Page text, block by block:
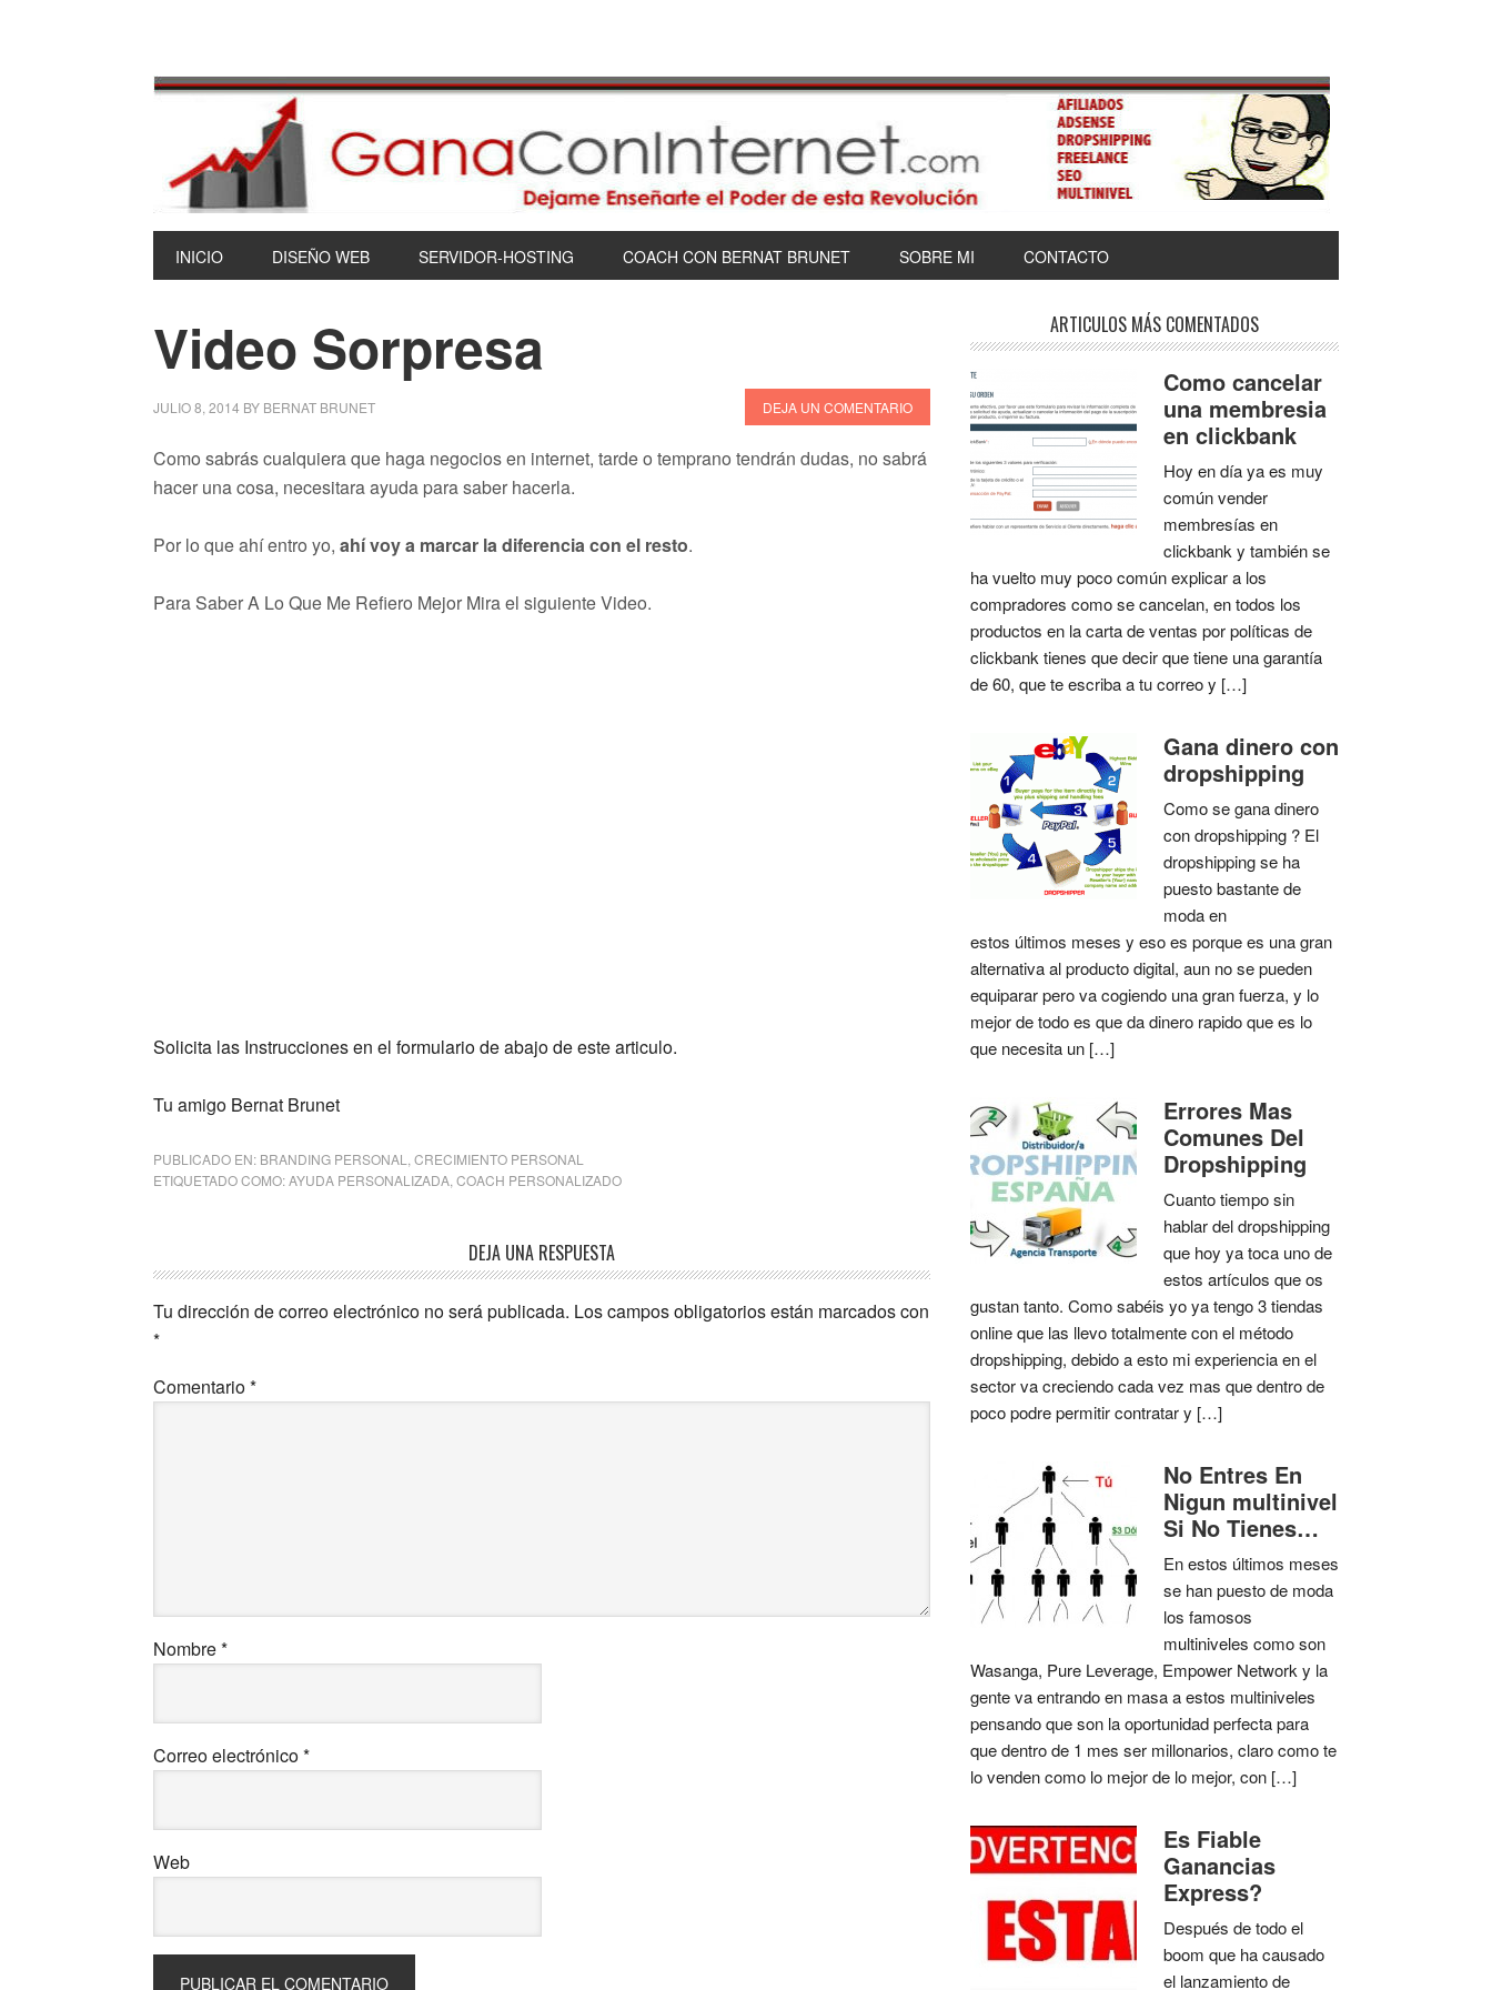
INICIO DISEÑO WEB SERVIDOR-HOSTING COACH CON BERNAT BRUNET SOBRE MI CONTACTO
Video Sorpresa
JULIO 8, 2014 BY BERNAT BRUNET DEJA UN COMENTARIO
Como sabrás cualquiera que haga negocios en internet, tarde o temprano tendrán dudas, no sabrá
hacer una cosa, necesitara ayuda para saber hacerla.
Por lo que ahí entro yo, ahí voy a marcar la diferencia con el resto.
Para Saber A Lo Que Me Refiero Mejor Mira el siguiente Video.
Solicita las Instrucciones en el formulario de abajo de este articulo.
Tu amigo Bernat Brunet
PUBLICADO EN: BRANDING PERSONAL
CRECIMIENTO PERSONAL
ETIQUETADO COMO:AYUDA PERSONALIZADA COACH PERSONALIZADO
DEJA UNA RESPUESTA
Tu dirección de correo electrónico no será publicada. Los campos obligatorios están marcados con
*
Comentario*
Nombre*
Correo electrónico*
Web
ARTICULOS MÁS COMENTADOS
Como cancelar
una membresia
en clickbank
Hoy en día ya es muy
común vender
membresías en
clickbank y también se
ha vuelto muy poco común explicar a los
compradores como se cancelan, en todos los
productos en la carta de ventas por políticas de
clickbank tienes que decir que tiene una garantía
de 60, que te escriba a tu correo y […]
Gana dinero con
dropshipping
Como se gana dinero
con dropshipping ? El
dropshipping se ha
puesto bastante de
moda en
estos últimos meses y eso es porque es una gran
alternativa al producto digital, aun no se pueden
equiparar pero va cogiendo una gran fuerza, y lo
mejor de todo es que da dinero rapido que es lo
que necesita un […]
Errores Mas
Comunes Del
Dropshipping
Cuanto tiempo sin
hablar del dropshipping
que hoy ya toca uno de
estos artículos que os
gustan tanto. Como sabéis yo ya tengo 3 tiendas
online que las llevo totalmente con el método
dropshipping, debido a esto mi experiencia en el
sector va creciendo cada vez mas que dentro de
poco podre permitir contratar y […]
No Entres En
Nigun multinivel
Si No Tienes…
En estos últimos meses
se han puesto de moda
los famosos
multiniveles como son
Wasanga, Pure Leverage, Empower Network y la
gente va entrando en masa a estos multiniveles
pensando que son la oportunidad perfecta para
que dentro de 1 mes ser millonarios, claro como te
lo venden como lo mejor de lo mejor, con […]
Es Fiable
Ganancias
Express?
Después de todo el
boom que ha causado
el lanzamiento de